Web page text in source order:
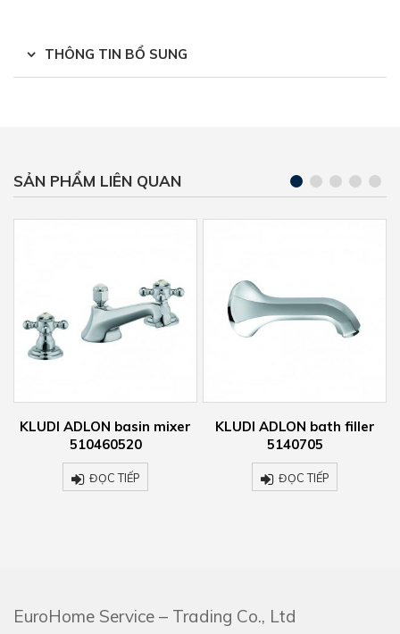
THÔNG TIN BỔ SUNG
SẢN PHẨM LIÊN QUAN
KLUDI ADLON bath filler
5140705
ĐỌC TIẾP
KLUDI ADLON basin mixer
510434520
ĐỌC TIẾP
EuroHome Service – Trading Co., Ltd